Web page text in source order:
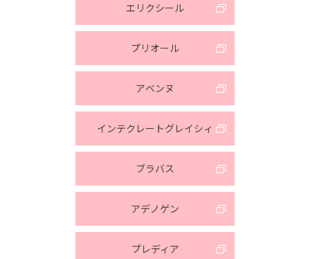
エリクシール
プリオール
アベンヌ
インテクレートグレイシィ
ブラバス
アデノゲン
プレディア